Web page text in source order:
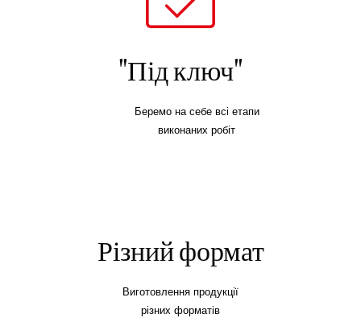
"Під ключ"
Беремо на себе всі етапи
виконаних робіт
Різний формат
Виготовлення продукції
різних форматів